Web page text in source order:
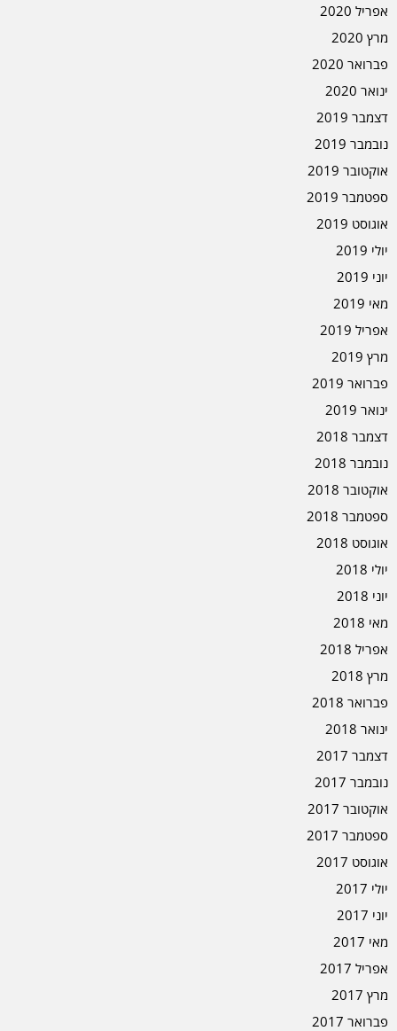
אפריל 2020
מרץ 2020
פברואר 2020
ינואר 2020
דצמבר 2019
נובמבר 2019
אוקטובר 2019
ספטמבר 2019
אוגוסט 2019
יולי 2019
יוני 2019
מאי 2019
אפריל 2019
מרץ 2019
פברואר 2019
ינואר 2019
דצמבר 2018
נובמבר 2018
אוקטובר 2018
ספטמבר 2018
אוגוסט 2018
יולי 2018
יוני 2018
מאי 2018
אפריל 2018
מרץ 2018
פברואר 2018
ינואר 2018
דצמבר 2017
נובמבר 2017
אוקטובר 2017
ספטמבר 2017
אוגוסט 2017
יולי 2017
יוני 2017
מאי 2017
אפריל 2017
מרץ 2017
פברואר 2017